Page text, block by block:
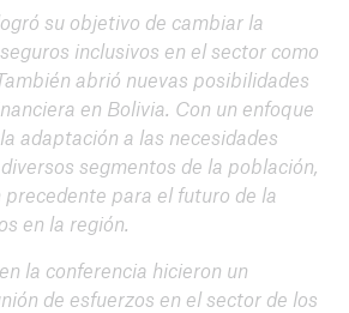
su objetivo de cambiar la
inclusivos en el sector como
abrió nuevas posibilidades
en Bolivia. Con un enfoque
adaptación a las necesidades
segmentos de la población,
para el futuro de la
en la región.
la conferencia hicieron un
de esfuerzos en el sector de los